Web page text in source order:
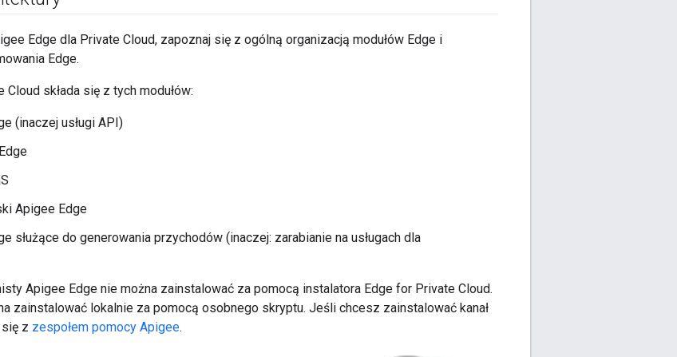
Edge dla Private Cloud, zapoznaj się z ogólną organizacją modułów Edge i
Edge.
składa się z tych modułów:
(inaczej usługi API)
Apigee Edge
służące do generowania przychodów (inaczej: zarabianie na usługach dla
Apigee Edge nie można zainstalować za pomocą instalatora Edge for Private Cloud.
zainstalować lokalnie za pomocą osobnego skryptu. Jeśli chcesz zainstalować kanał
z zespołem pomocy Apigee.